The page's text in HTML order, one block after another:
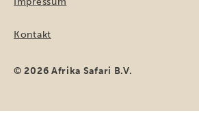
Kontakt
© 2026 Afrika Safari B.V.